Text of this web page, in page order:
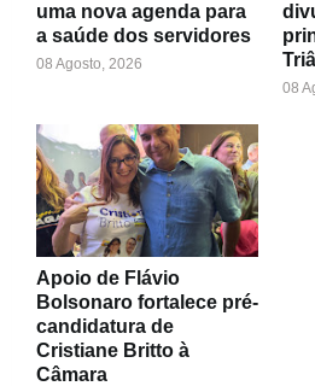
uma nova agenda para
a saúde dos servidores
08 Agosto, 2026
08
Apoio de Flávio
Bolsonaro fortalece pré-
candidatura de
Cristiane Britto à
Câmara